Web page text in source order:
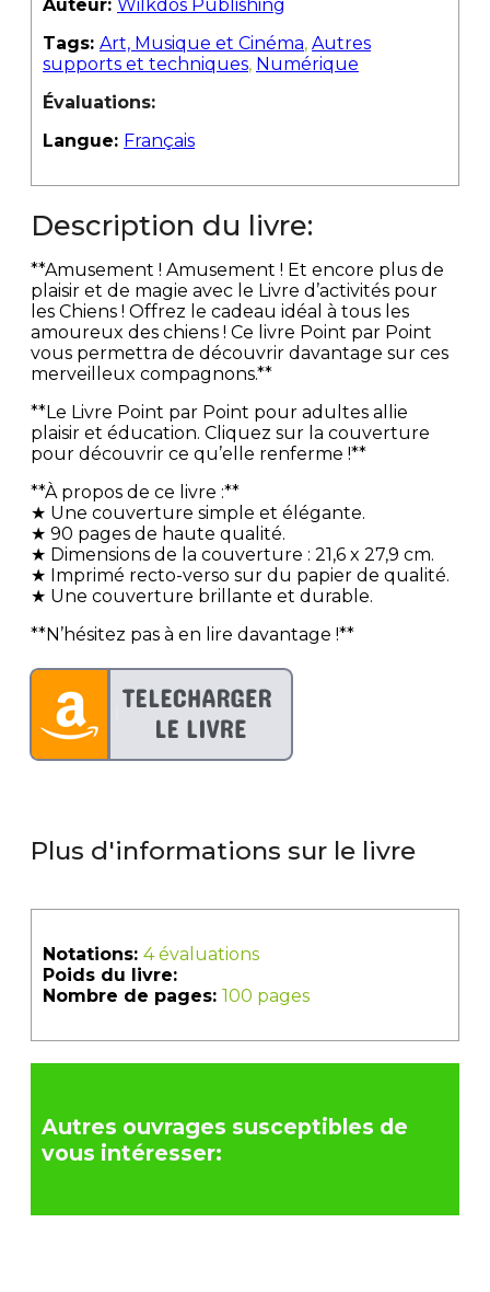
Auteur: Wilkdos Publishing
Tags: Art, Musique et Cinéma, Autres
supports et techniques, Numérique
Évaluations:
Langue: Français
Description du livre:
**Amusement ! Amusement ! Et encore plus de
plaisir et de magie avec le Livre d’activités pour
les Chiens ! Offrez le cadeau idéal à tous les
amoureux des chiens ! Ce livre Point par Point
vous permettra de découvrir davantage sur ces
merveilleux compagnons.**
**Le Livre Point par Point pour adultes allie
plaisir et éducation. Cliquez sur la couverture
pour découvrir ce qu’elle renferme !**
**À propos de ce livre :**
★ Une couverture simple et élégante.
★ 90 pages de haute qualité.
★ Dimensions de la couverture : 21,6 x 27,9 cm.
★ Imprimé recto-verso sur du papier de qualité.
★ Une couverture brillante et durable.
**N’hésitez pas à en lire davantage !**
Plus d'informations sur le livre
Notations: 4 évaluations
Poids du livre:
Nombre de pages: 100 pages
Autres ouvrages susceptibles de
vous intéresser: